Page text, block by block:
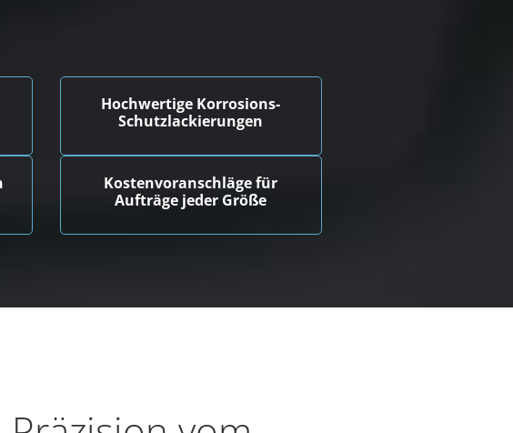
Hochwertige Korrosions-
Schutzlackierungen
Kostenvoranschläge für
Aufträge jeder Größe